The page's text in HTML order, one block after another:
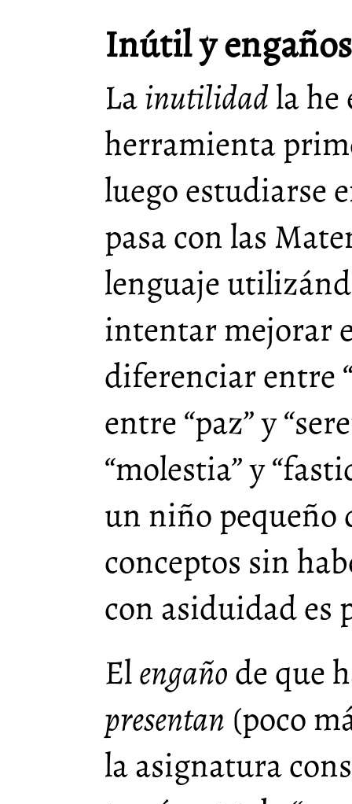
Inútil y
Lainutilidadla
herramienta
luego estudiarse
pasa con las
lenguaje
intentar mejorar
diferenciar entre
entre “paz” y
“molestia” y
un niño pequeño
conceptos sin
con asiduidad es
Elengañode que
presentan (poco
la asignatura